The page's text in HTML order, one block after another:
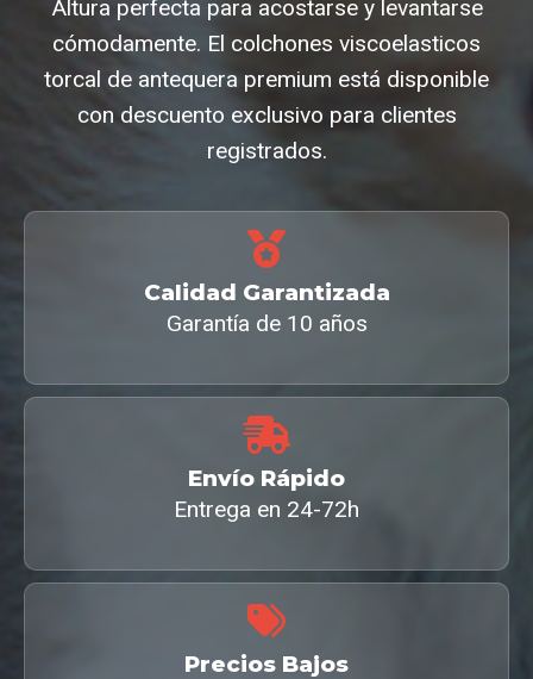
Altura perfecta para acostarse y levantarse
cómodamente. El colchones viscoelasticos
torcal de antequera premium está disponible
con descuento exclusivo para clientes
registrados.
Calidad Garantizada
Garantía de 10 años
Envío Rápido
Entrega en 24-72h
Precios Bajos